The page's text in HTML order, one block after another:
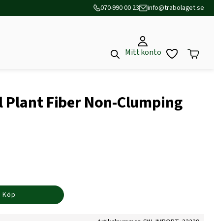
070-990 00 23 info@trabolaget.se
Mitt konto
Plant Fiber Non-Clumping
Köp